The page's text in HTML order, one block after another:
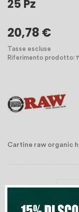
25 Pz
20,78 €
Tasse escluse
Riferimento prodotto:
Cartine raw organic